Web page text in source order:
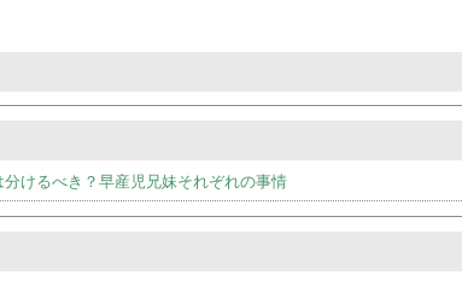
けるべき？早産児兄妹それぞれの事情